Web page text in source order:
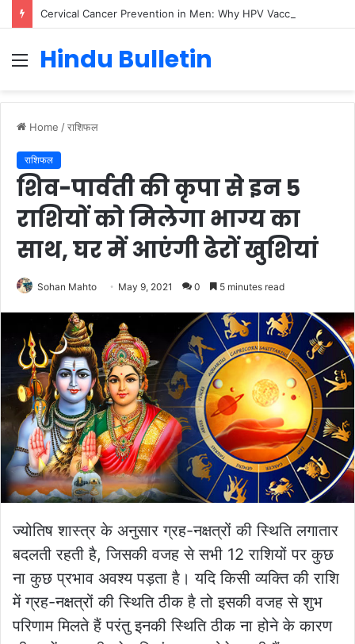
Menu
Hindu Bulletin
Home /राशिफल
राशिफल
शिव-पार्वती की कृपा से इन 5
राशियों को मिलेगा भाग्य का
साथ, घर में आएंगी ढेरों खुशियां
Sohan Mahto May 9, 2021 0 5 minutes read
ज्योतिष शास्त्र के अनुसार ग्रह-नक्षत्रों की स्थिति लगातार
बदलती रहती है, जिसकी वजह से सभी 12 राशियों पर कुछ
ना कुछ प्रभाव अवश्य पड़ता है। यदि किसी व्यक्ति की राशि
में ग्रह-नक्षत्रों की स्थिति ठीक है तो इसकी वजह से शुभ
परिणाम मिलते हैं परंतु इनकी स्थिति ठीक ना होने के कारण